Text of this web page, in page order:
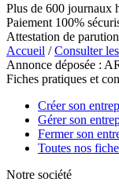
Plus de 600 journaux
Paiement 100%
Attestation de
Accueil /Consulter
Annonce déposée :
Fiches pratiques et
Créer son
Gérer son
Fermer son
Toutes nos
Notre société